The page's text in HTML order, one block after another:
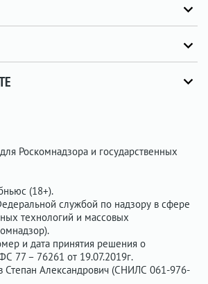
Роскомнадзора и государственных
(18+).
службой по надзору в сфере
технологий и массовых
и дата принятия решения о
77 – 76261 от 19.07.2019г.
Степан Александрович (СНИЛС 061-976-